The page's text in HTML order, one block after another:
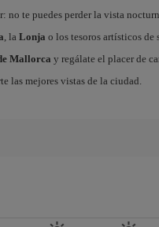
no te puedes perder la vista
, la Lonja o los tesoros artísticos de
Mallorca y regálate el placer de
las mejores vistas de la ciudad.